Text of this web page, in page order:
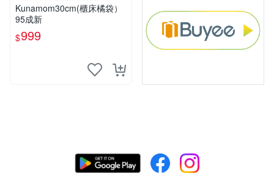
Kunamom30cm(櫃床橘袋）
95成新
$999